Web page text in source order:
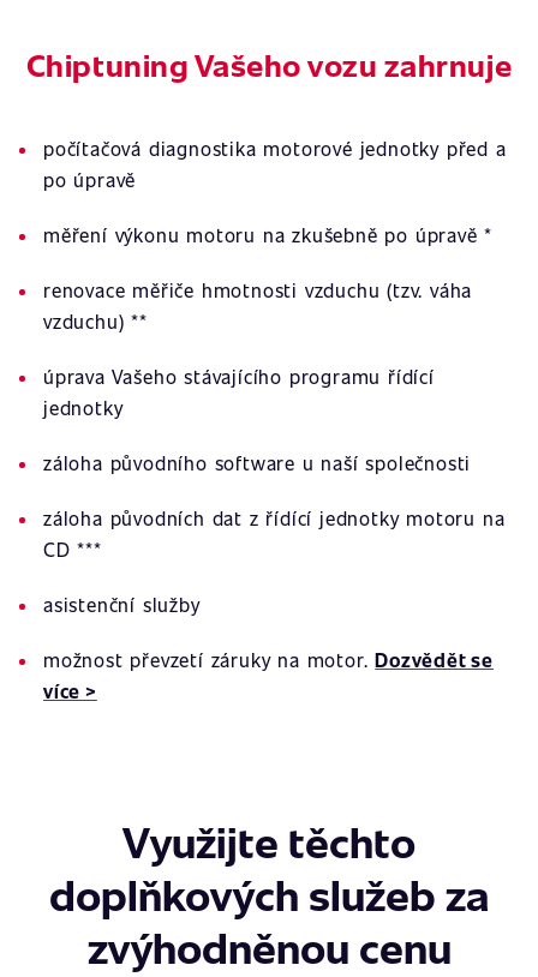
Chiptuning Vašeho vozu zahrnuje
počítačová diagnostika motorové jednotky před a
po úpravě
měření výkonu motoru na zkušebně po úpravě *
renovace měřiče hmotnosti vzduchu (tzv. váha
vzduchu) **
úprava Vašeho stávajícího programu řídící
jednotky
záloha původního software u naší společnosti
záloha původních dat z řídící jednotky motoru na
CD ***
asistenční služby
možnost převzetí záruky na motor.Dozvědět se
více >
Využijte těchto
doplňkových služeb za
zvýhodněnou cenu